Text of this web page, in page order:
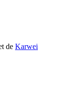
de Karwei